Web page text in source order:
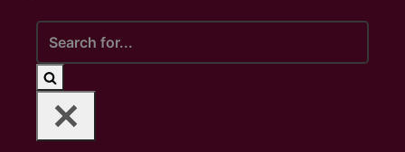
Search
for...